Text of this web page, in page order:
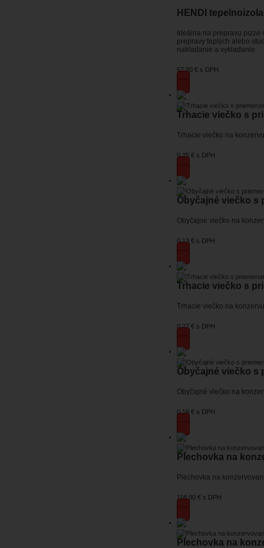
HENDI
Ideálna na prepravu
prepravy teplých alebo
nakladanie a vykladanie.
57,00 € s DPH
Trhacie viečko s
Trhacie viečko na
0,25 € s DPH
Obyčajné viečko s
Obyčajné viečko na
0,13 € s DPH
Trhacie viečko s
Trhacie viečko na
0,27 € s DPH
Obyčajné viečko s
Obyčajné viečko na
0,18 € s DPH
Plechovka na
Plechovka na
118,90 € s DPH
Plechovka na